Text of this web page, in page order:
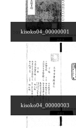
kisoko04_00000001
kisoko04_00000003